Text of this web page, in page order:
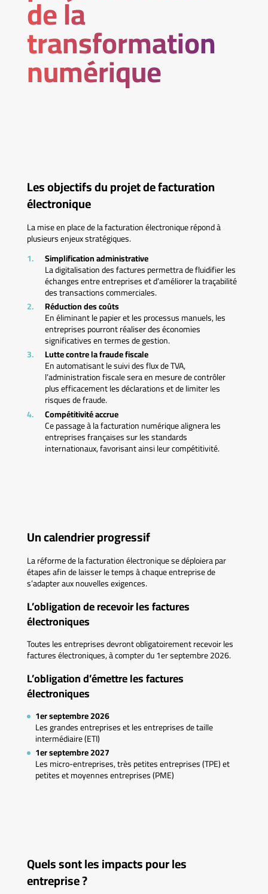
de la
transformation
numérique
Les objectifs du projet de facturation
électronique
La mise en place de la facturation électronique répond à
plusieurs enjeux stratégiques.
Simplification administrative
La digitalisation des factures permettra de fluidifier les
échanges entre entreprises et d’améliorer la traçabilité
des transactions commerciales.
Réduction des coûts
En éliminant le papier et les processus manuels, les
entreprises pourront réaliser des économies
significatives en termes de gestion.
Lutte contre la fraude fiscale
En automatisant le suivi des flux de TVA,
l’administration fiscale sera en mesure de contrôler
plus efficacement les déclarations et de limiter les
risques de fraude.
Compétitivité accrue
Ce passage à la facturation numérique alignera les
entreprises françaises sur les standards
internationaux, favorisant ainsi leur compétitivité.
Un calendrier progressif
La réforme de la facturation électronique se déploiera par
étapes afin de laisser le temps à chaque entreprise de
s’adapter aux nouvelles exigences.
L’obligation de recevoir les factures
électroniques
Toutes les entreprises devront obligatoirement recevoir les
factures électroniques, à compter du 1er septembre 2026.
L’obligation d’émettre les factures
électroniques
1er septembre 2026
Les grandes entreprises et les entreprises de taille
intermédiaire (ETI)
1er septembre 2027
Les micro-entreprises, très petites entreprises (TPE) et
petites et moyennes entreprises (PME)
Quels sont les impacts pour les
entreprise ?